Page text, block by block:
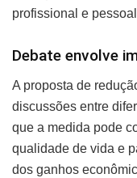
profissional e
Debate envolve
A proposta de
discussões entre
que a medida pode
qualidade de vida e
dos ganhos